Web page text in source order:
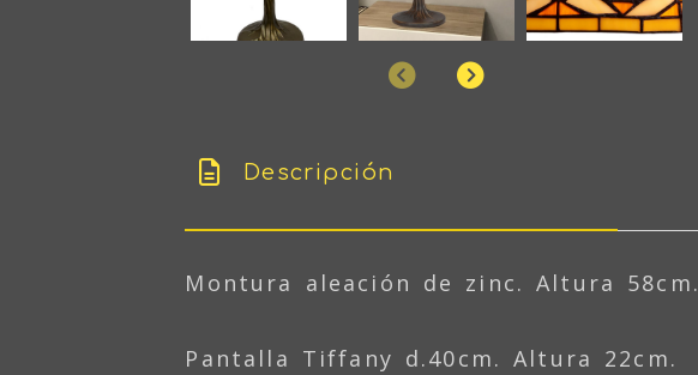
AnteriorSiguiente
Descripción
Montura aleación de zinc. Altura 58cm.
Pantalla Tiffany d.40cm. Altura 22cm.